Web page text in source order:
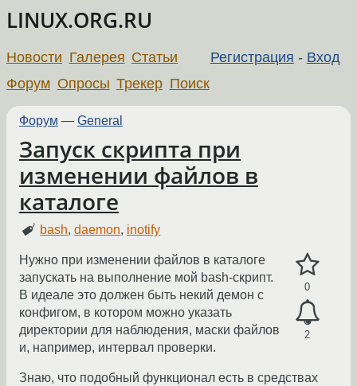
LINUX.ORG.RU
Регистрация - Вход
Новости Галерея Статьи
Форум Опросы Трекер Поиск
Форум — General
Запуск скрипта при
изменении файлов в
каталоге
bash,daemon, inotify
0
2
Нужно при изменении файлов в каталоге
запускать на выполнение мой bash-скрипт.
В идеале это должен быть некий демон с
конфигом, в котором можно указать
директории для наблюдения, маски файлов
и, например, интервал проверки.
Знаю, что подобный функционал есть в средствах